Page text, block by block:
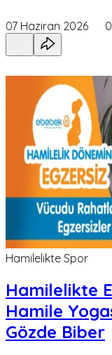
07 Haziran 2026 0
Hamilelikte Spor
Hamilelikte
Hamile
Gözde Biber